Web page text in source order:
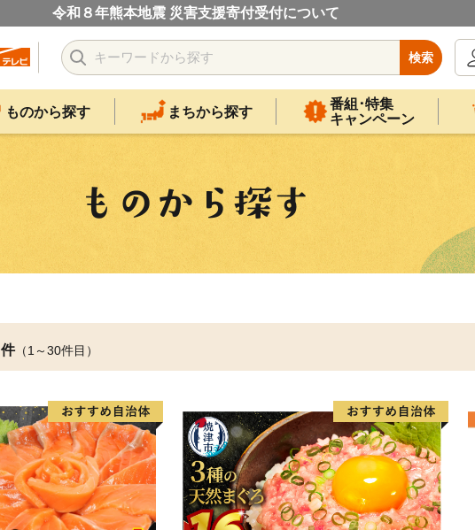
令和８年熊本地震 災害支援寄付受付について
検索
ものから探す まちから探す
番組･特集
キャンペーン
件（1～30件目）